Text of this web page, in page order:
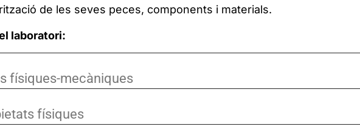
de les seves peces, components i materials.
laboratori:
físiques-mecàniques
físiques